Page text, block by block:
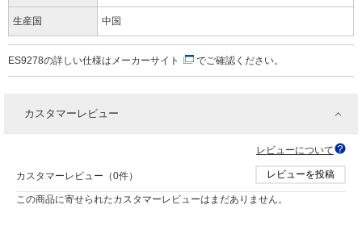
生産国 中国
ES9278の詳しい仕様は メーカーサイト でご確認ください。
カスタマーレビュー
レビューについて
カスタマーレビュー（0件） レビューを投稿
この商品に寄せられたカスタマーレビューはまだありません。